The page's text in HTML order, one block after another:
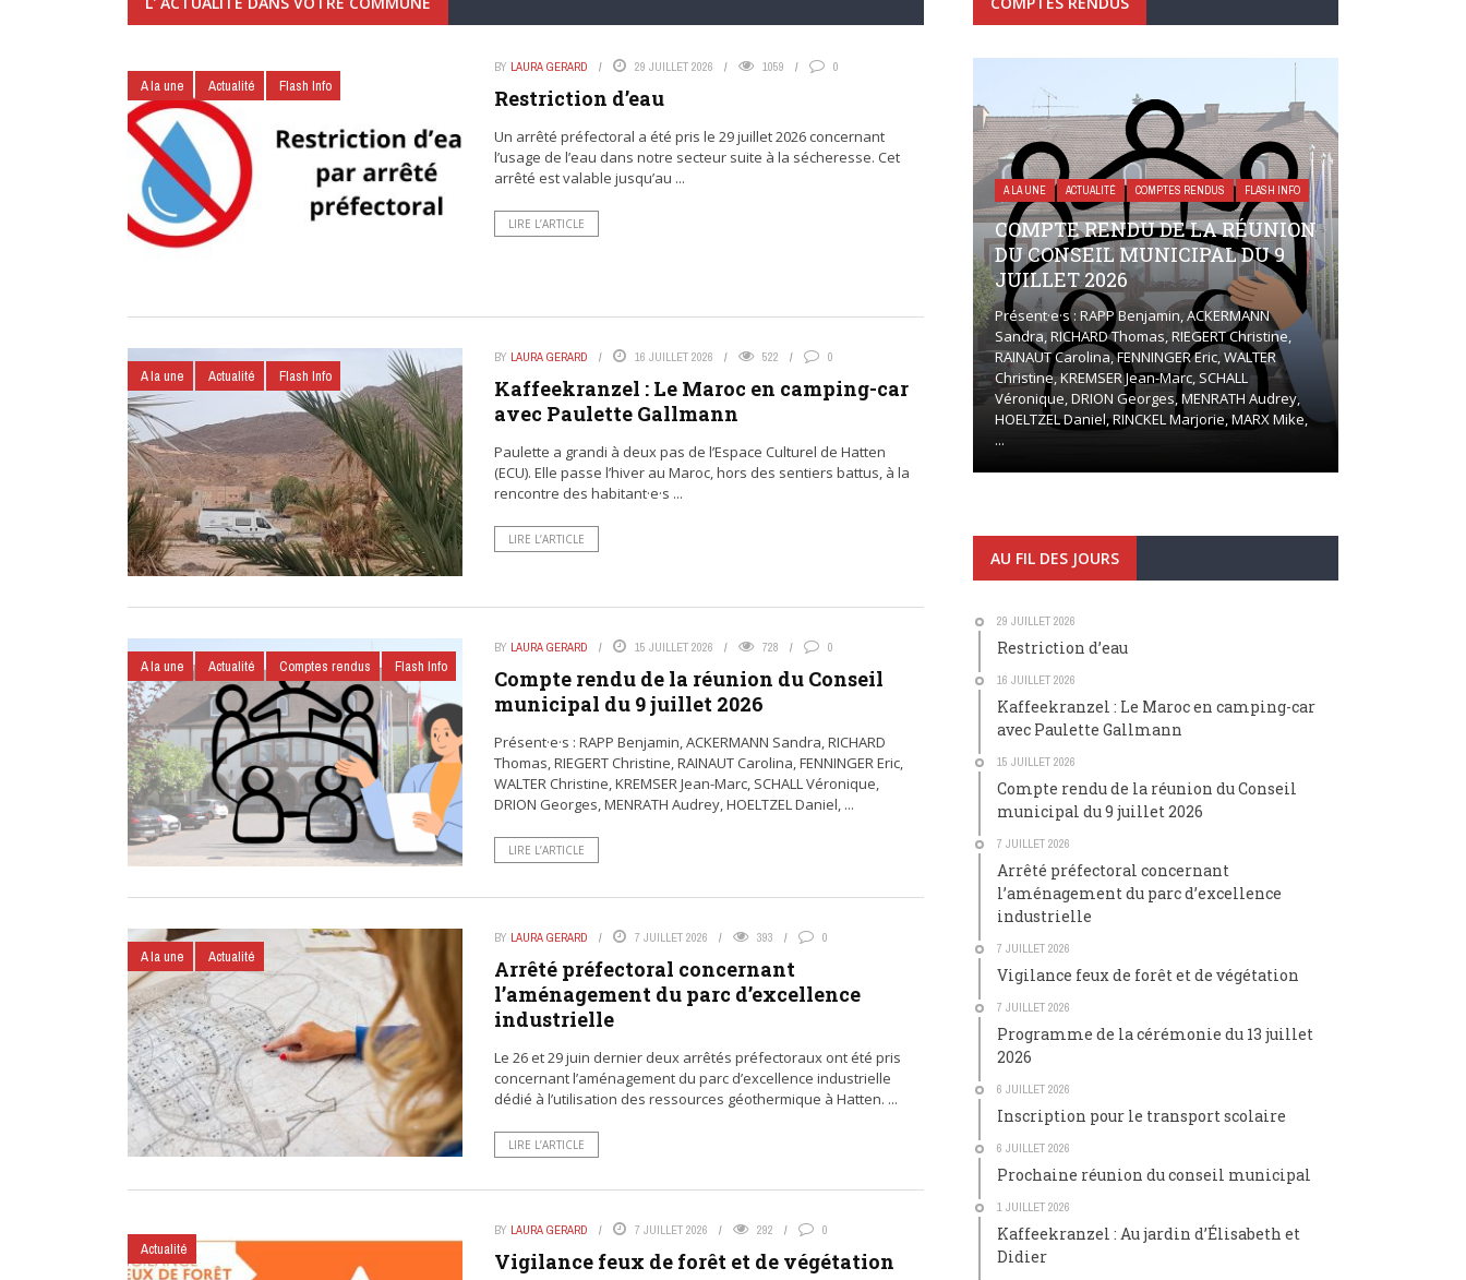
A la une Actualité Flash Info
BY LAURA GERARD 29 JUILLET 2026 1059 0
Restriction d’eau
Un arrêté préfectoral a été pris le 29 juillet 2026 concernant
l’usage de l’eau dans notre secteur suite à la sécheresse. Cet
arrêté est valable jusqu’au ...
LIRE L’ARTICLE
A la une Actualité Flash Info
BY LAURA GERARD 16 JUILLET 2026 522 0
Kaffeekranzel : Le Maroc en camping-car
avec Paulette Gallmann
Paulette a grandi à deux pas de l’Espace Culturel de Hatten
(ECU). Elle passe l’hiver au Maroc, hors des sentiers battus, à la
rencontre des habitant·e·s ...
LIRE L’ARTICLE
A la une Actualité Comptes rendus Flash Info
BY LAURA GERARD 15 JUILLET 2026 728 0
Compte rendu de la réunion du Conseil
municipal du 9 juillet 2026
Présent·e·s : RAPP Benjamin, ACKERMANN Sandra, RICHARD
Thomas, RIEGERT Christine, RAINAUT Carolina, FENNINGER Eric,
WALTER Christine, KREMSER Jean-Marc, SCHALL Véronique,
DRION Georges, MENRATH Audrey, HOELTZEL Daniel, ...
LIRE L’ARTICLE
A la une Actualité
BY LAURA GERARD 7 JUILLET 2026 393 0
Arrêté préfectoral concernant
l’aménagement du parc d’excellence
industrielle
Le 26 et 29 juin dernier deux arrêtés préfectoraux ont été pris
concernant l’aménagement du parc d’excellence industrielle
dédié à l’utilisation des ressources géothermique à Hatten. ...
LIRE L’ARTICLE
Actualité
BY LAURA GERARD 7 JUILLET 2026 292 0
Vigilance feux de forêt et de végétation
A LA UNE ACTUALITÉ COMPTES RENDUS FLASH INFO
COMPTE RENDU DE LA RÉUNION
DU CONSEIL MUNICIPAL DU 9
JUILLET 2026
Présent·e·s : RAPP Benjamin, ACKERMANN
Sandra, RICHARD Thomas, RIEGERT Christine,
RAINAUT Carolina, FENNINGER Eric, WALTER
Christine, KREMSER Jean-Marc, SCHALL
Véronique, DRION Georges, MENRATH Audrey,
HOELTZEL Daniel, RINCKEL Marjorie, MARX Mike,
...
AU FIL DES JOURS
29 JUILLET 2026
Restriction d’eau
16 JUILLET 2026
Kaffeekranzel : Le Maroc en camping-car
avec Paulette Gallmann
15 JUILLET 2026
Compte rendu de la réunion du Conseil
municipal du 9 juillet 2026
7 JUILLET 2026
Arrêté préfectoral concernant
l’aménagement du parc d’excellence
industrielle
7 JUILLET 2026
Vigilance feux de forêt et de végétation
7 JUILLET 2026
Programme de la cérémonie du 13 juillet
2026
6 JUILLET 2026
Inscription pour le transport scolaire
6 JUILLET 2026
Prochaine réunion du conseil municipal
1 JUILLET 2026
Kaffeekranzel : Au jardin d’Élisabeth et
Didier